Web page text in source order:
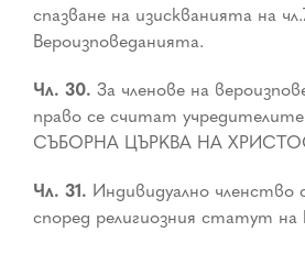
спазване на изискванията на
Вероизповеданията.
Чл. 30. За членове на
право се считат
СЪБОРНА ЦЪРКВА НА
Чл. 31. Индивидуално членство
според религиозния статут на